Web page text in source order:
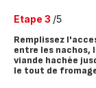
Etape 3 /5
Remplissez
entre les nachos,
viande hachée
le tout de